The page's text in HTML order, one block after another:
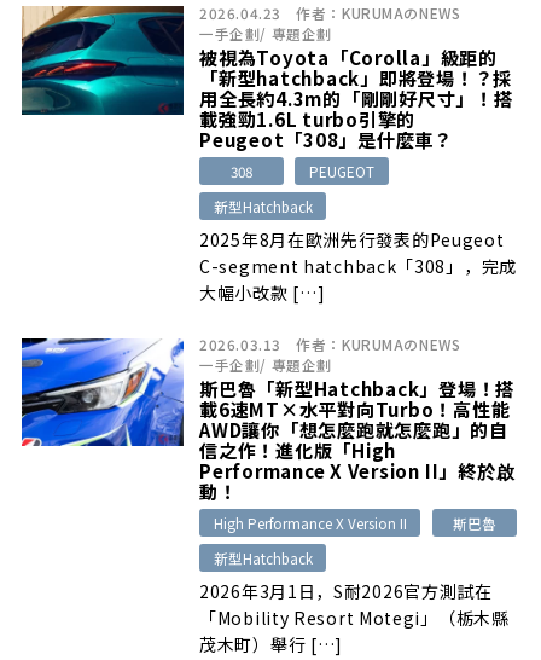
2026.04.23 作者： KURUMAのNEWS
一手企劃/ 專題企劃
被視為Toyota「Corolla」級距的
「新型hatchback」即將登場！？採
用全長約4.3m的「剛剛好尺寸」！搭
載強勁1.6L turbo引擎的
Peugeot「308」是什麼車？
308
PEUGEOT
新型Hatchback
2025年8月在歐洲先行發表的Peugeot
C-segment hatchback「308」，完成
大幅小改款 […]
2026.03.13 作者： KURUMAのNEWS
一手企劃/ 專題企劃
斯巴魯「新型Hatchback」登場！搭
載6速MT×水平對向Turbo！高性能
AWD讓你「想怎麼跑就怎麼跑」的自
信之作！進化版「High
Performance X Version II」終於啟
動！
High Performance X Version II
斯巴魯
新型Hatchback
2026年3月1日，S耐2026官方測試在
「Mobility Resort Motegi」（栃木縣
茂木町）舉行 […]